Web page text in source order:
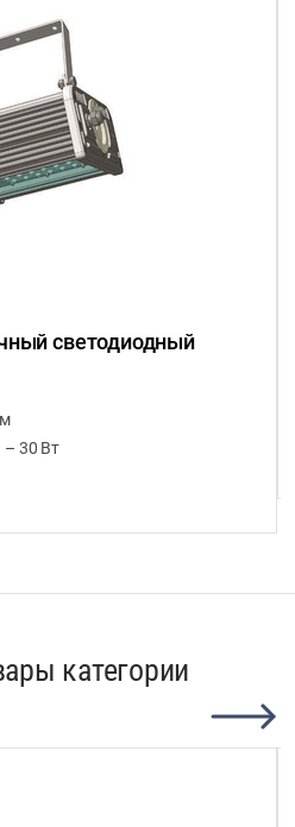
светодиодный
30 Вт
категории